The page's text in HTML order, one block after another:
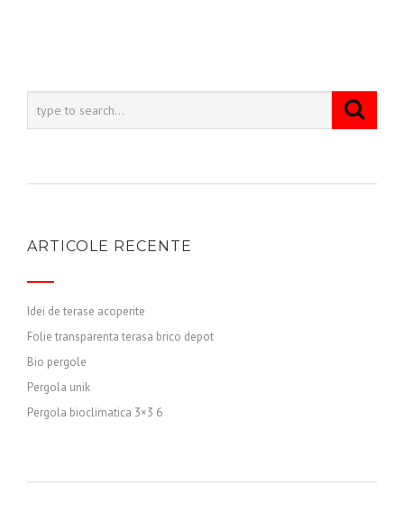
ARTICOLE RECENTE
Idei de terase acoperite
Folie transparenta terasa brico depot
Bio pergole
Pergola unik
Pergola bioclimatica 3×3 6